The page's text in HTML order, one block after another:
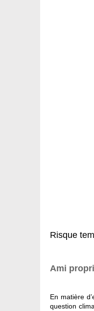
Risque
Ami
En matière
question